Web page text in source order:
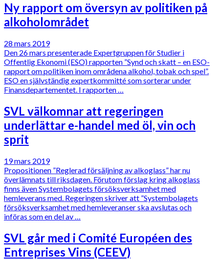
Ny rapport om översyn av politiken på
alkoholområdet
28 mars 2019
Den 26 mars presenterade Expertgruppen för Studier i
Offentlig Ekonomi (ESO) rapporten ”Synd och skatt – en ESO-
rapport om politiken inom områdena alkohol, tobak och spel”.
ESO en självständig expertkommitté som sorterar under
Finansdepartementet. I rapporten …
SVL välkomnar att regeringen
underlättar e-handel med öl, vin och
sprit
19 mars 2019
Propositionen ”Reglerad försäljning av alkoglass” har nu
överlämnats till riksdagen. Förutom förslag kring alkoglass
finns även Systembolagets försöksverksamhet med
hemleverans med. Regeringen skriver att ”Systembolagets
försöksverksamhet med hemleveranser ska avslutas och
införas som en del av …
SVL går med i Comité Européen des
Entreprises Vins (CEEV)